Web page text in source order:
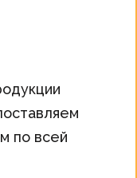
по всей